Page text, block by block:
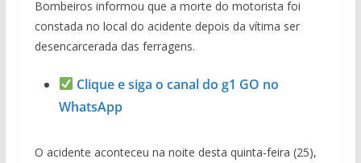
Bombeiros informou que a morte do motorista foi
constada no local do acidente depois da vítima ser
desencarcerada das ferragens.
Clique e siga o canal do g1 GO no
WhatsApp
O acidente aconteceu na noite desta quinta-feira (25),